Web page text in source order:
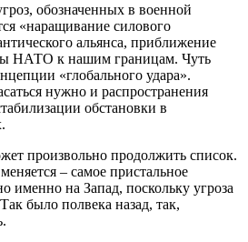
обозначенных в военной
«наращивание силового
альянса, приближение
НАТО к нашим границам. Чуть
«глобального удара».
нужно и распространения
обстановки в
произвольно продолжить список.
– самое пристальное
именно на Запад, поскольку угроза
было полвека назад, так,